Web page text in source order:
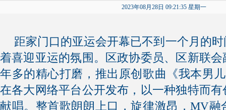
2023年08月28日 09:21:35 星期一
距家门口的亚运会开幕已不到一个月的
着喜迎亚运的氛围。区政协委员、区新联
年多的精心打磨，推出原创歌曲《我本男
在各大网络平台公开发布，以一种独特而
献唱。整首歌朗朗上口，旋律激昂，MV融